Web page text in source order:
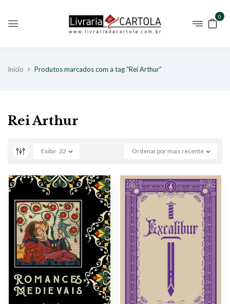
0
Início Produtos marcados com a tag “Rei Arthur”
Rei Arthur
Ordenar por mais recente
Exibir 32